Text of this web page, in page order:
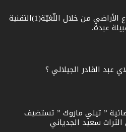
التربة وأنواع الأراضي من خلال اللّغيّة(1)التقنية
عبدة.
عبد القادر الجيلالي ؟
” تيلي ماروك ” تستضيف
سعيد الجدياني